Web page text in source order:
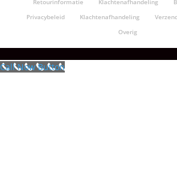
Retourinformatie
Klachtenafhandeling
Privacybeleid
Klachtenafhandeling
Overig
Call Now Button